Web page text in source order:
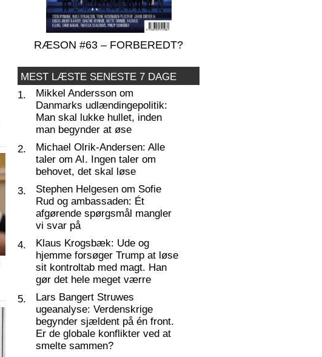
RÆSON #63 – FORBEREDT?
MEST LÆSTE SENESTE 7 DAGE
1.
Mikkel Andersson om
Danmarks udlændingepolitik:
Man skal lukke hullet, inden
man begynder at øse
2.
Michael Olrik-Andersen: Alle
taler om AI. Ingen taler om
behovet, det skal løse
3.
Stephen Helgesen om Sofie
Rud og ambassaden: Ét
afgørende spørgsmål mangler
vi svar på
4.
Klaus Krogsbæk: Ude og
hjemme forsøger Trump at løse
sit kontroltab med magt. Han
gør det hele meget værre
5.
Lars Bangert Struwes
ugeanalyse: Verdenskrige
begynder sjældent på én front.
Er de globale konflikter ved at
smelte sammen?